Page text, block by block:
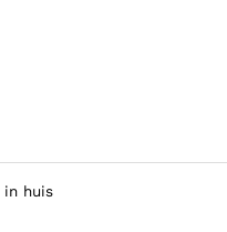
in huis